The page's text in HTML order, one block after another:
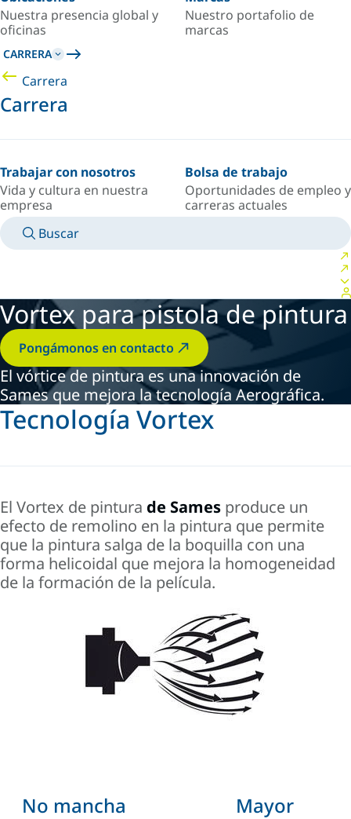
Nuestra presencia global y
oficinas
Nuestro portafolio de
marcas
CARRERA
Carrera
Carrera
Trabajar con nosotros
Vida y cultura en nuestra
empresa
Bolsa de trabajo
Oportunidades de empleo y
carreras actuales
Buscar
Vortex para pistola de pintura
Pongámonos en contacto
El vórtice de pintura es una innovación de
Sames que mejora la tecnología Aerográfica.
Tecnología Vortex
El Vortex de pintura de Sames produce un
efecto de remolino en la pintura que permite
que la pintura salga de la boquilla con una
forma helicoidal que mejora la homogeneidad
de la formación de la película.
No mancha
Mayor